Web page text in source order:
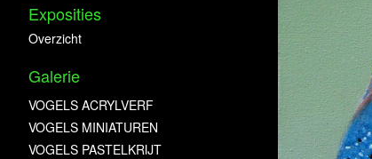
Exposities
Overzicht
Galerie
VOGELS ACRYLVERF
VOGELS MINIATUREN
VOGELS PASTELKRIJT